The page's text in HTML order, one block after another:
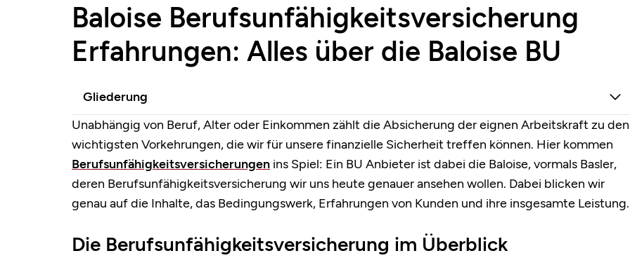
Baloise Berufsunfähigkeitsversicherung
Erfahrungen: Alles über die Baloise BU
Gliederung
Unabhängig von Beruf, Alter oder Einkommen zählt die Absicherung der eignen Arbeitskraft zu den
wichtigsten Vorkehrungen, die wir für unsere finanzielle Sicherheit treffen können. Hier kommen
Berufsunfähigkeitsversicherungen ins Spiel: Ein BU Anbieter ist dabei die Baloise, vormals Basler,
deren Berufsunfähigkeitsversicherung wir uns heute genauer ansehen wollen. Dabei blicken wir
genau auf die Inhalte, das Bedingungswerk, Erfahrungen von Kunden und ihre insgesamte Leistung.
Die Berufsunfähigkeitsversicherung im Überblick